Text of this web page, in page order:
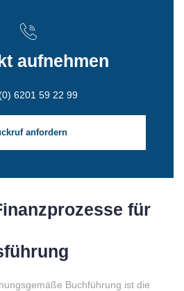
aufnehmen
6201 59 22 99
anfordern
für
Buchführung ist die